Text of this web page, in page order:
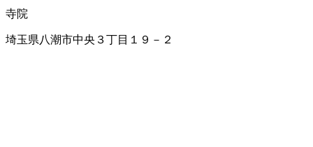
寺院
埼玉県八潮市中央３丁目１９－２